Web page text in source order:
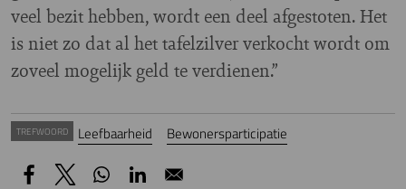
veel bezit hebben, wordt een deel afgestoten. Het
is niet zo dat al het tafelzilver verkocht wordt om
zoveel mogelijk geld te verdienen.”
TREFWOORD Leefbaarheid Bewonersparticipatie